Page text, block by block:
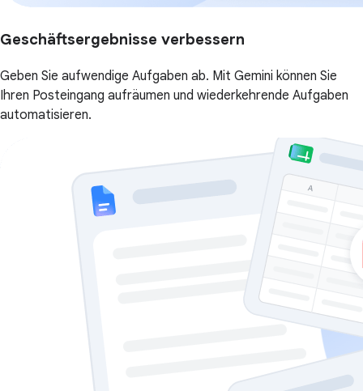
Geschäftsergebnisse verbessern
Geben Sie aufwendige Aufgaben ab. Mit Gemini können Sie
Ihren Posteingang aufräumen und wiederkehrende Aufgaben
automatisieren.